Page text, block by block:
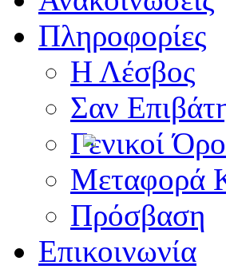
Πληροφορίες
Η Λέσβος
Σαν
Γενικοί
Μεταφορά
Πρόσβαση
Επικοινωνία